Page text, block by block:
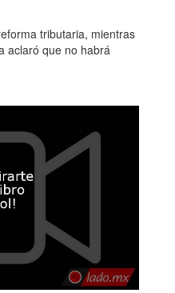
tributaria, mientras
aclaró que no habrá